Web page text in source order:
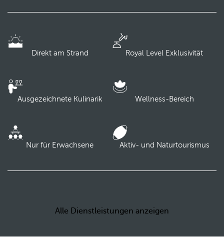
Direkt am Strand Royal Level Exklusivität
Ausgezeichnete Kulinarik Wellness-Bereich
Nur für Erwachsene Aktiv- und Naturtourismus
Alle Dienstleistungen anzeigen